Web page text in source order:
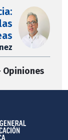
Opiniones